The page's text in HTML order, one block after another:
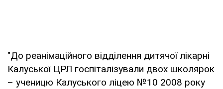
"До реанімаційного відділення дитячої лікарні
Калуської ЦРЛ госпіталізували двох школярок
– ученицю Калуського ліцею №10 2008 року